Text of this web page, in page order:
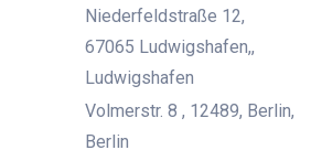
Niederfeldstraße 12,
67065 Ludwigshafen,,
Ludwigshafen
Volmerstr. 8 , 12489, Berlin,
Berlin